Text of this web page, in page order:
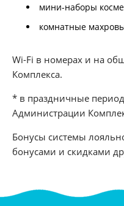
мини-наборы
комнатные
Wi-Fi в номерах и на
Комплекса.
* в праздничные
Администрации
Бонусы системы
бонусами и скидками